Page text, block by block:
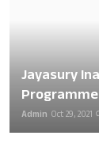
Jayasury
Admin Oct 29, 2021